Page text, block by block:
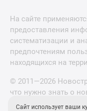
На сайте
предоставления
систематизации и
предпочтениям
находящихся на
© 2011—2026
что нужно знать о
Сайт использует ваши